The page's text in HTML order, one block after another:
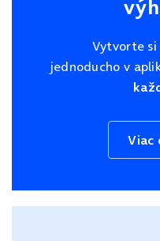
Vytvorte si
jednoducho v
Viac